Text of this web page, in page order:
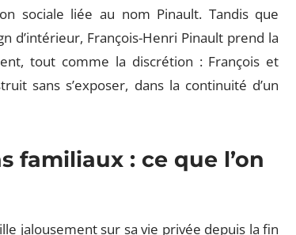
sociale liée au nom Pinault. Tandis que
d’intérieur, François-Henri Pinault prend la
tout comme la discrétion : François et
sans s’exposer, dans la continuité d’un
familiaux : ce que l’on
jalousement sur sa vie privée depuis la fin